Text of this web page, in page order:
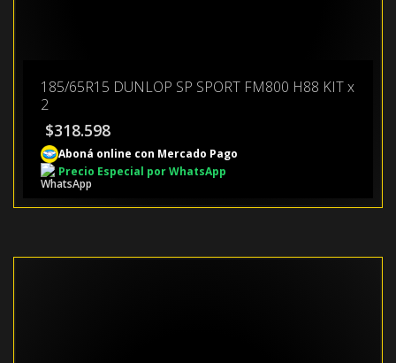
185/65R15 DUNLOP SP SPORT FM800 H88 KIT x
2
$318.598
Aboná online con Mercado Pago
Precio Especial por WhatsApp